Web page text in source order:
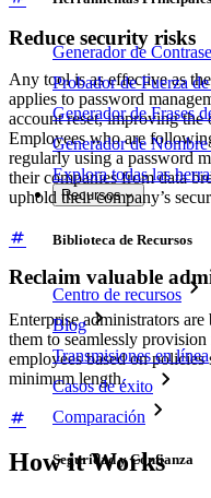
Generador de
Probador de Fuerza
Generador de Frases
Generador de
Explora todas las
Recursos
Biblioteca de Recursos
Centro de recursos
Blog
Transmisiones en línea
Casos de éxito
Comparación
Seguridad y Confianza
Reduce security risks
Any tool is as effective as
applies to password
account reset, improving the
Employees who are
regularly using a password
their companies from data
uphold their company’s
Reclaim valuable
Enterprise administrators
them to seamlessly
employees based on
minimum length.
How it Works